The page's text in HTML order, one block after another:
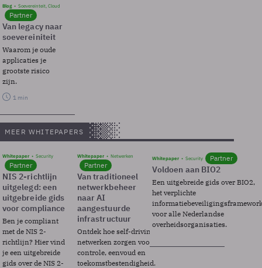
Blog Soevereinteit, Cloud
Partner
Van legacy naar
soevereiniteit
Waarom je oude
applicaties je
grootste risico
zijn.
1 min
MEER WHITEPAPERS
Whitepaper Security
Partner
NIS 2-richtlijn
uitgelegd: een
uitgebreide gids
voor compliance
Ben je compliant
met de NIS 2-
richtlijn? Hier vind
je een uitgebreide
gids over de NIS 2-
Whitepaper Netwerken
Partner
Van traditioneel
netwerkbeheer
naar AI
aangestuurde
infrastructuur
Ontdek hoe self-driving
netwerken zorgen voor
controle, eenvoud en
toekomstbestendigheid.
Whitepaper Security Partner
Voldoen aan BIO2
Een uitgebreide gids over BIO2,
het verplichte
voor alle Nederlandse
overheidsorganisaties.